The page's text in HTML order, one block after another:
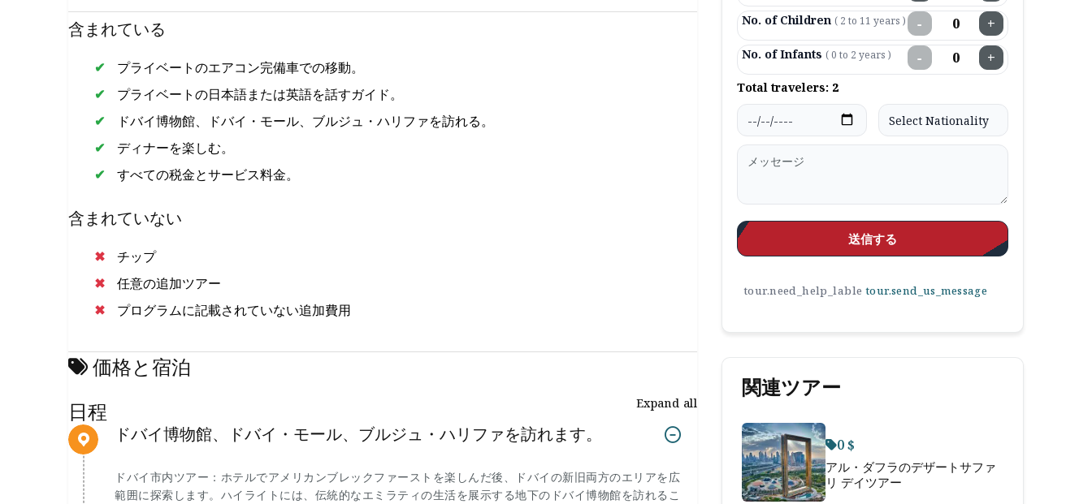
含まれている
プライベートのエアコン完備車での移動。
プライベートの日本語または英語を話すガイド。
ドバイ博物館、ドバイ・モール、ブルジュ・ハリファを訪れる。
ディナーを楽しむ。
すべての税金とサービス料金。
含まれていない
チップ
任意の追加ツアー
プログラムに記載されていない追加費用
価格と宿泊
日程
Expand all
ドバイ博物館、ドバイ・モール、ブルジュ・ハリファを訪れます。
ドバイ市内ツアー：ホテルでアメリカンブレックファーストを楽しんだ後、ドバイの新旧両方のエリアを広
範囲に探索します。ハイライトには、伝統的なエミラティの生活を展示する地下のドバイ博物館を訪れるこ
No. of Children ( 2 to 11 years ) − +
No. of Infants ( 0 to 2 years ) − +
Total travelers: 2
送信する
tour.need_help_lable tour.send_us_message
関連ツアー
0 $
アル・ダフラのデザートサファ
リ デイツアー